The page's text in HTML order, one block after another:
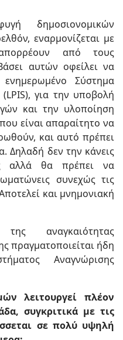
δημοσιονομικών
εναρμονίζεται με
από τους
αυτών οφείλει να
ενημερωμένο Σύστημα
για την υποβολή
και την υλοποίηση
είναι απαραίτητο να
και αυτό πρέπει
Δηλαδή δεν την κάνεις
αλλά θα πρέπει να
συνεχώς τις
και μνημονιακή
αναγκαιότητας
πραγματοποιείται ήδη
Αναγνώρισης
λειτουργεί πλέον
συγκριτικά με τις
σε πολύ υψηλή